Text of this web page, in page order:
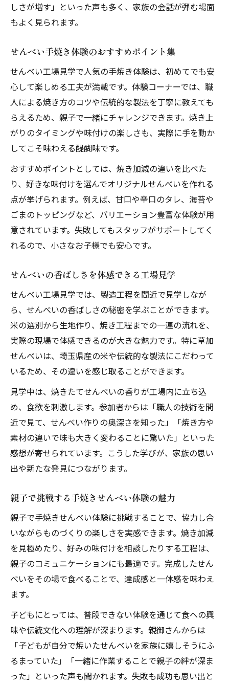
しさが増す」といった声も多く、家族の会話が弾む場面
もよく見られます。
せんべい手焼き体験のおすすめポイント集
せんべい工場見学で人気の手焼き体験は、初めてでも安
心して楽しめる工夫が満載です。体験コーナーでは、職
人による焼き方のコツや伝統的な製法を丁寧に教えても
らえるため、親子で一緒にチャレンジできます。焼き上
がりのタイミングや味付けの楽しさも、実際に手を動か
してこそ味わえる醍醐味です。
おすすめポイントとしては、焼き加減の違いを比べた
り、好きな味付けを選んでオリジナルせんべいを作れる
点が挙げられます。例えば、甘口や辛口のタレ、海苔や
ごまのトッピングなど、バリエーション豊富な体験が用
意されています。失敗してもスタッフがサポートしてく
れるので、小さなお子様でも安心です。
せんべいの香ばしさを体感できる工場見学
せんべい工場見学では、製造工程を間近で見学しなが
ら、せんべいの香ばしさの秘密を学ぶことができます。
米の選別から生地作り、焼き工程までの一連の流れを、
実際の現場で体感できるのが大きな魅力です。特に草加
せんべいは、埼玉県産の米や伝統的な製法にこだわって
いるため、その違いを感じ取ることができます。
見学中は、焼きたてせんべいの香りが工場内に立ち込
め、食欲を刺激します。参加者からは「職人の技術を間
近で見て、せんべい作りの奥深さを知った」「焼き方や
素材の違いで味も大きく変わることに驚いた」といった
感想が寄せられています。こうした学びが、家族の思い
出や新たな発見につながります。
親子で挑戦する手焼きせんべい体験の魅力
親子で手焼きせんべい体験に挑戦することで、協力し合
いながらものづくりの楽しさを実感できます。焼き加減
を見極めたり、好みの味付けを相談したりする工程は、
親子のコミュニケーションにも最適です。完成したせん
べいをその場で食べることで、達成感と一体感を味わえ
ます。
子どもにとっては、普段できない体験を通じて食への興
味や伝統文化への理解が深まります。親御さんからは
「子どもが自分で焼いたせんべいを家族に嬉しそうにふ
るまっていた」「一緒に作業することで親子の絆が深ま
った」といった声も聞かれます。失敗も成功も思い出と